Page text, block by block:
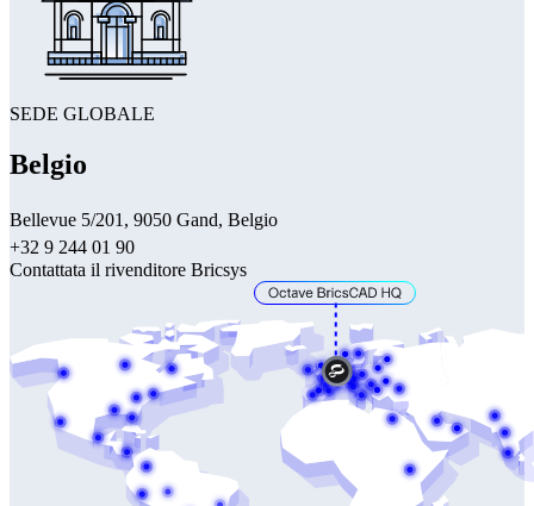
SEDE GLOBALE
Belgio
Bellevue 5/201, 9050 Gand, Belgio
+32 9 244 01 90
Contattata il rivenditore Bricsys